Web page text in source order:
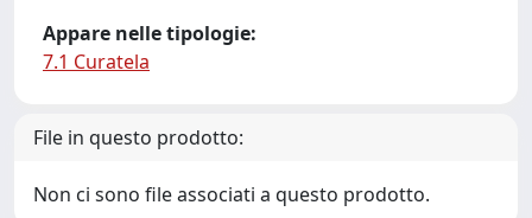
Appare nelle tipologie:
7.1 Curatela
File in questo prodotto:
Non ci sono file associati a questo prodotto.